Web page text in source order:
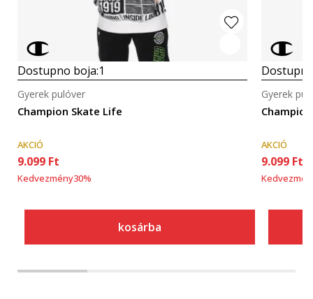
Dostupno boja:1
Champion Skate Life
Gyerek pulóver
AKCIÓ
9.099 Ft
Kedvezmény30%
kosárba
Gyerek
AKCIÓ
9.099 Ft